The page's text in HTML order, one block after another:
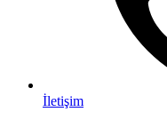
İletişim